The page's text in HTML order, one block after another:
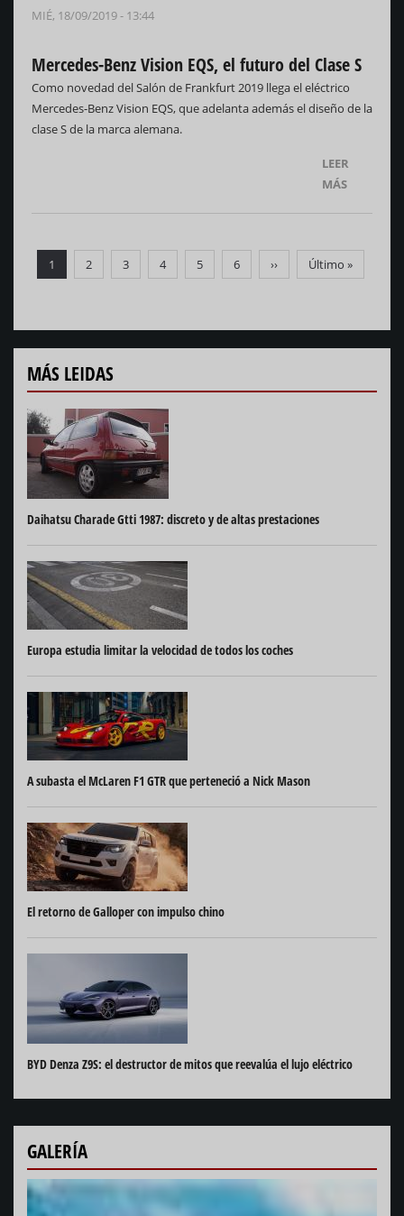
MIÉ, 18/09/2019 - 13:44
Mercedes-Benz Vision EQS, el futuro del Clase S
Como novedad del Salón de Frankfurt 2019 llega el eléctrico
Mercedes-Benz Vision EQS, que adelanta además el diseño de la
clase S de la marca alemana.
LEER
MÁS
Paginación
Página
actual
1 Página
2 Página
3 Página
4 Página
5 Página
6
Siguiente
página
››
Última
página
Último »
MÁS LEIDAS
Daihatsu Charade Gtti 1987: discreto y de altas prestaciones
Europa estudia limitar la velocidad de todos los coches
A subasta el McLaren F1 GTR que perteneció a Nick Mason
El retorno de Galloper con impulso chino
BYD Denza Z9S: el destructor de mitos que reevalúa el lujo eléctrico
GALERÍA